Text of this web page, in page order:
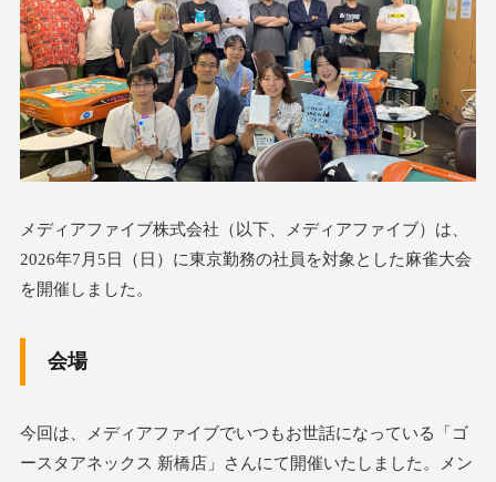
メディアファイブ株式会社（以下、メディアファイブ）は、
2026年7月5日（日）に東京勤務の社員を対象とした麻雀大会
を開催しました。
会場
今回は、メディアファイブでいつもお世話になっている「ゴ
ースタアネックス 新橋店」さんにて開催いたしました。メン